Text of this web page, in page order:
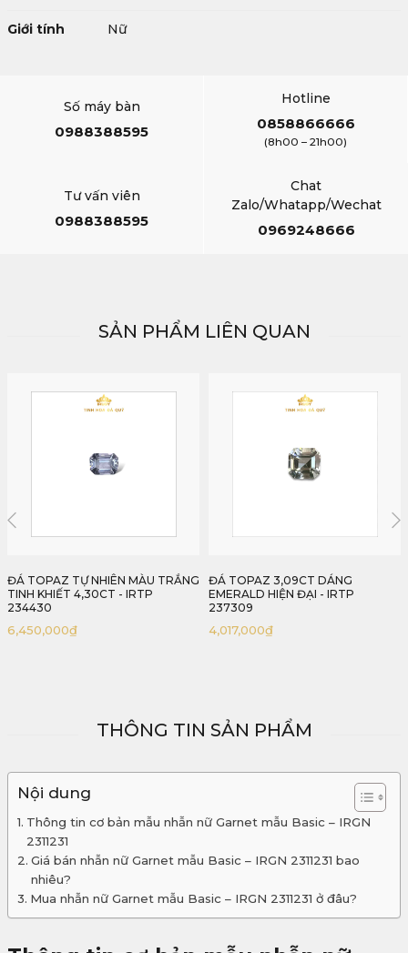
Giới tính Nữ
Số máy bàn
0988388595
Hotline
0858866666
(8h00 – 21h00)
Tư vấn viên
0988388595
Chat
Zalo/Whatapp/Wechat
0969248666
SẢN PHẨM LIÊN QUAN
ĐÁ TOPAZ 3,09CT DÁNG
EMERALD HIỆN ĐẠI - IRTP
237309
4,017,000
VIÊN SPINEL MÀU XANH CỔ
5,34CT TỰ NHIÊN 100%
238534
75,000,000
THÔNG TIN SẢN PHẨM
Nội dung
Thông tin cơ bản mẫu nhẫn nữ Garnet mẫu Basic – IRGN
2311231
Giá bán nhẫn nữ Garnet mẫu Basic – IRGN 2311231 bao
nhiêu?
Mua nhẫn nữ Garnet mẫu Basic – IRGN 2311231 ở đâu?